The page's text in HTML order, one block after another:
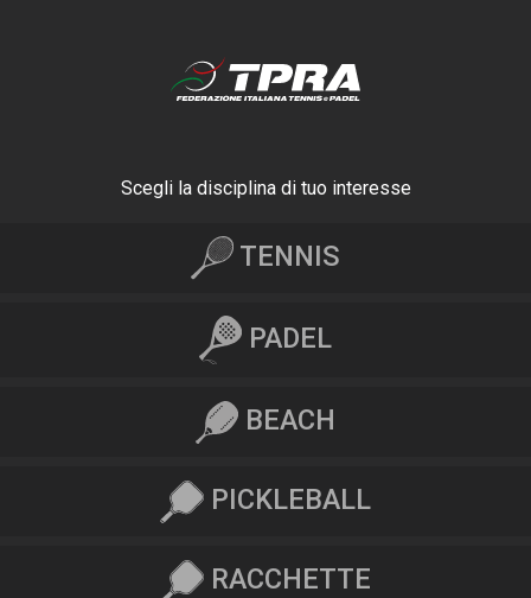
Scegli la disciplina di tuo interesse
TENNIS
PADEL
BEACH
PICKLEBALL
RACCHETTE